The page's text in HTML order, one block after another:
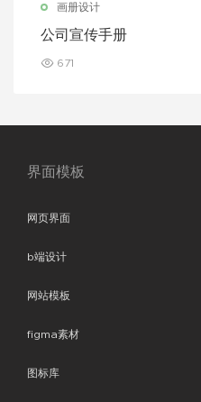
画册设计
公司宣传手册
671
界面模板
网页界面
b端设计
网站模板
figma素材
图标库